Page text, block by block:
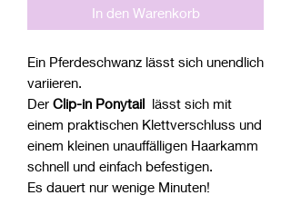
In den Warenkorb
Ein Pferdeschwanz lässt sich unendlich
variieren.
Der Clip-in Ponytail lässt sich mit
einem praktischen Klettverschluss und
einem kleinen unauffälligen Haarkamm
schnell und einfach befestigen.
Es dauert nur wenige Minuten!